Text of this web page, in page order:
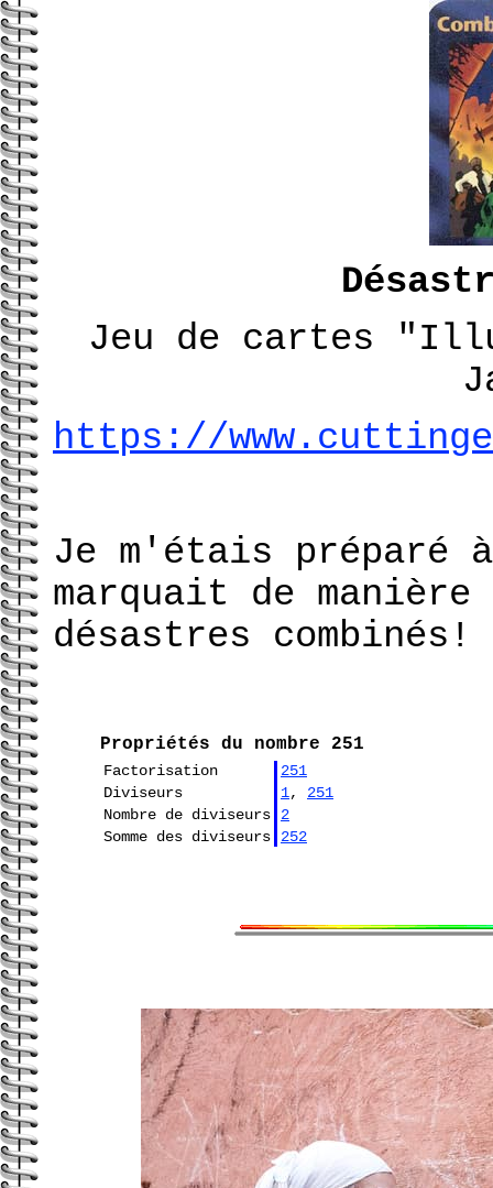
Jeu de cartes
https://
Je m'étais préparé
marquait de
désastres combinés!
Propriétés du nombre 251
Factorisation
251
Diviseurs
1, 251
Nombre de diviseurs
2
Somme des diviseurs
252